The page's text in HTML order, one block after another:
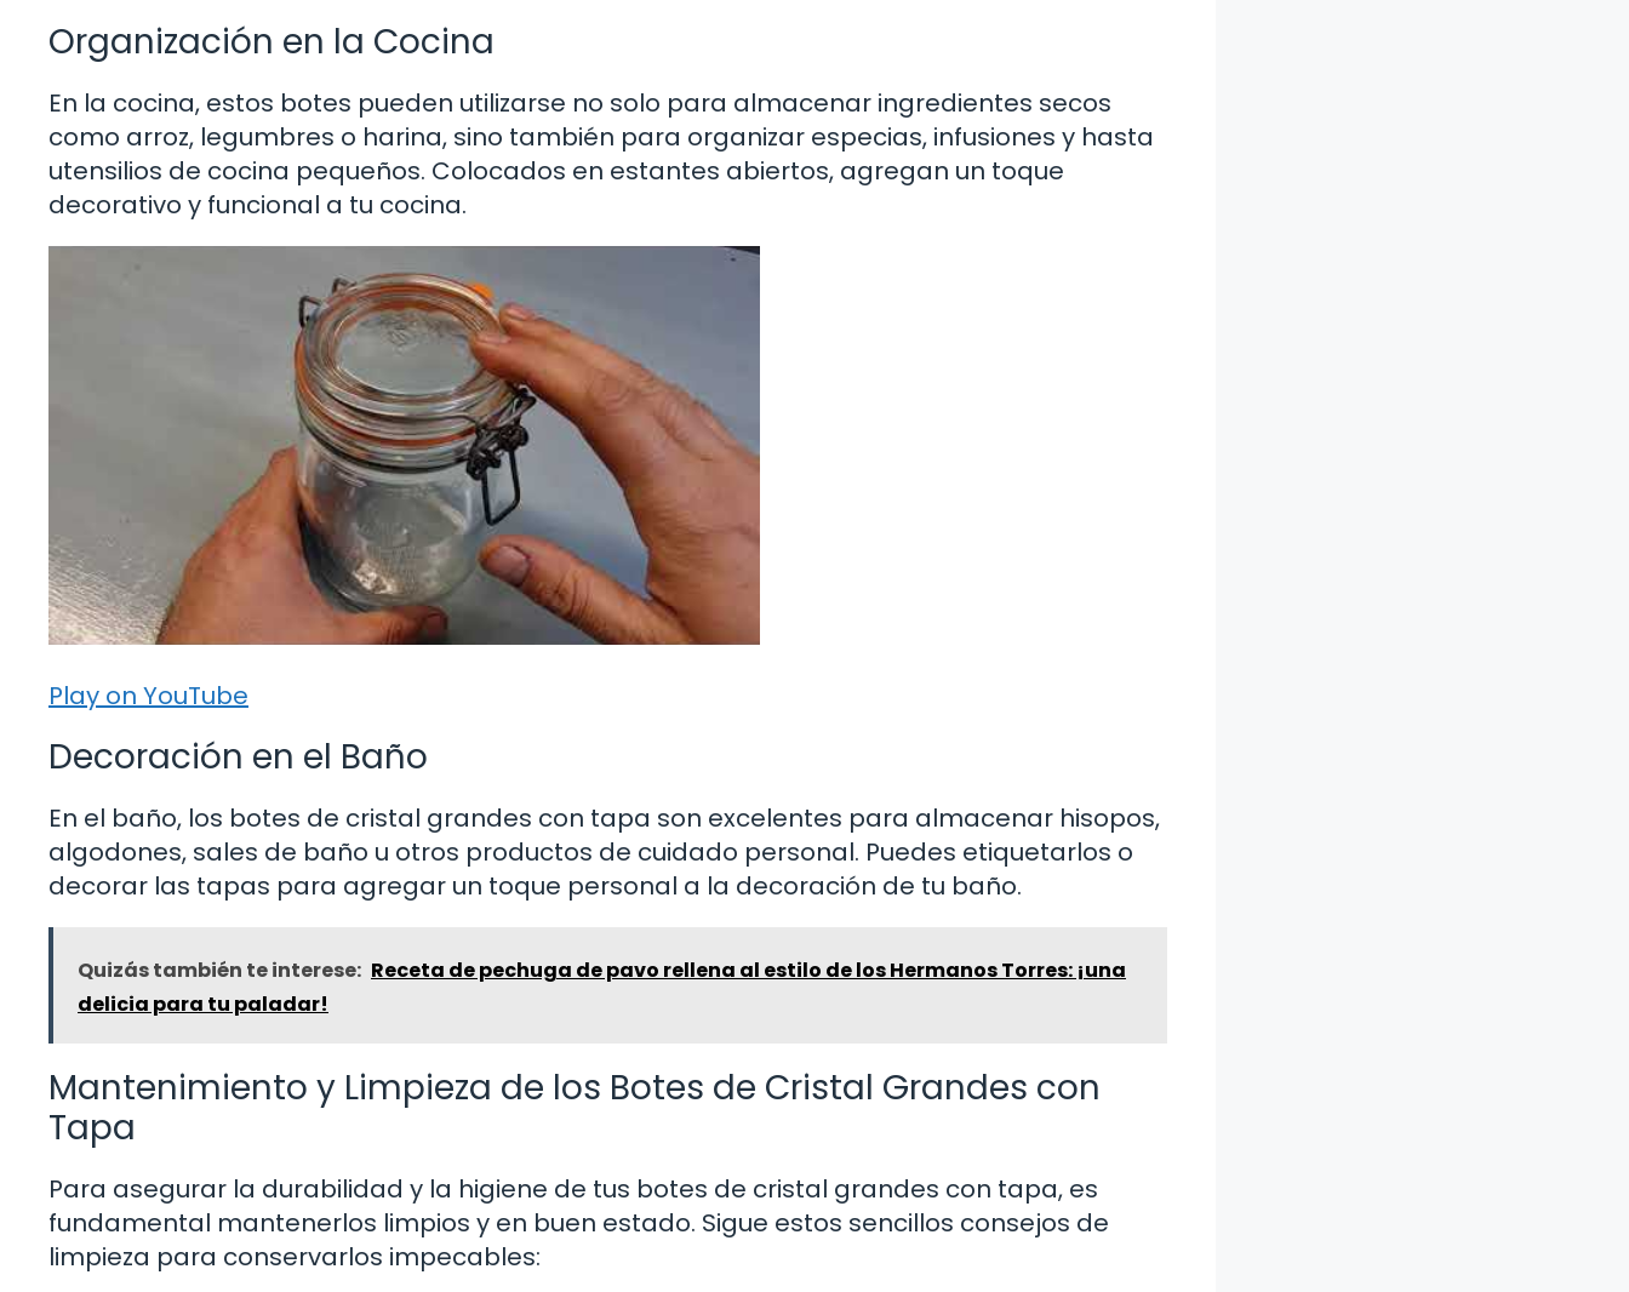
Organización en la Cocina
En la cocina, estos botes pueden utilizarse no solo para almacenar ingredientes secos
como arroz, legumbres o harina, sino también para organizar especias, infusiones y hasta
utensilios de cocina pequeños. Colocados en estantes abiertos, agregan un toque
decorativo y funcional a tu cocina.
Play on YouTube
Decoración en el Baño
En el baño, los botes de cristal grandes con tapa son excelentes para almacenar hisopos,
algodones, sales de baño u otros productos de cuidado personal. Puedes etiquetarlos o
decorar las tapas para agregar un toque personal a la decoración de tu baño.
Quizás también te interese: Receta de pechuga de pavo rellena al estilo de los Hermanos Torres: ¡una
delicia para tu paladar!
Mantenimiento y Limpieza de los Botes de Cristal Grandes con
Tapa
Para asegurar la durabilidad y la higiene de tus botes de cristal grandes con tapa, es
fundamental mantenerlos limpios y en buen estado. Sigue estos sencillos consejos de
limpieza para conservarlos impecables: